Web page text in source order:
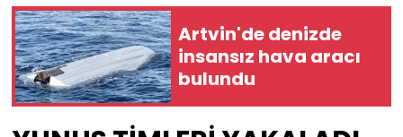
Artvin'de denizde
insansız hava aracı
bulundu